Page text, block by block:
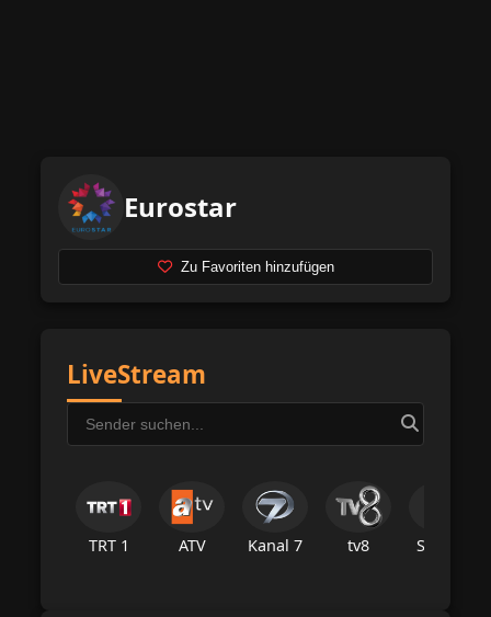
Eurostar
Zu Favoriten hinzufügen
LiveStream
TRT 1 ATV Kanal 7 tv8 Star Tv